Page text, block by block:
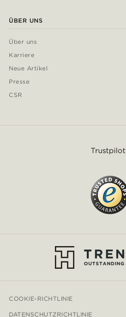
ÜBER UNS
Über uns
Karriere
Neue Artikel
Presse
CSR
Trustpilot
COOKIE-RICHTLINIE
DATENSCHUTZRICHTLINIE